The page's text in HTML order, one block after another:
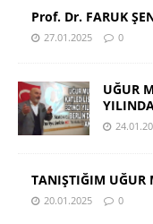
Prof. Dr. FARUK
27.01.2025 0
UĞUR
TANIŞTIĞIM UĞUR
20.01.2025 0